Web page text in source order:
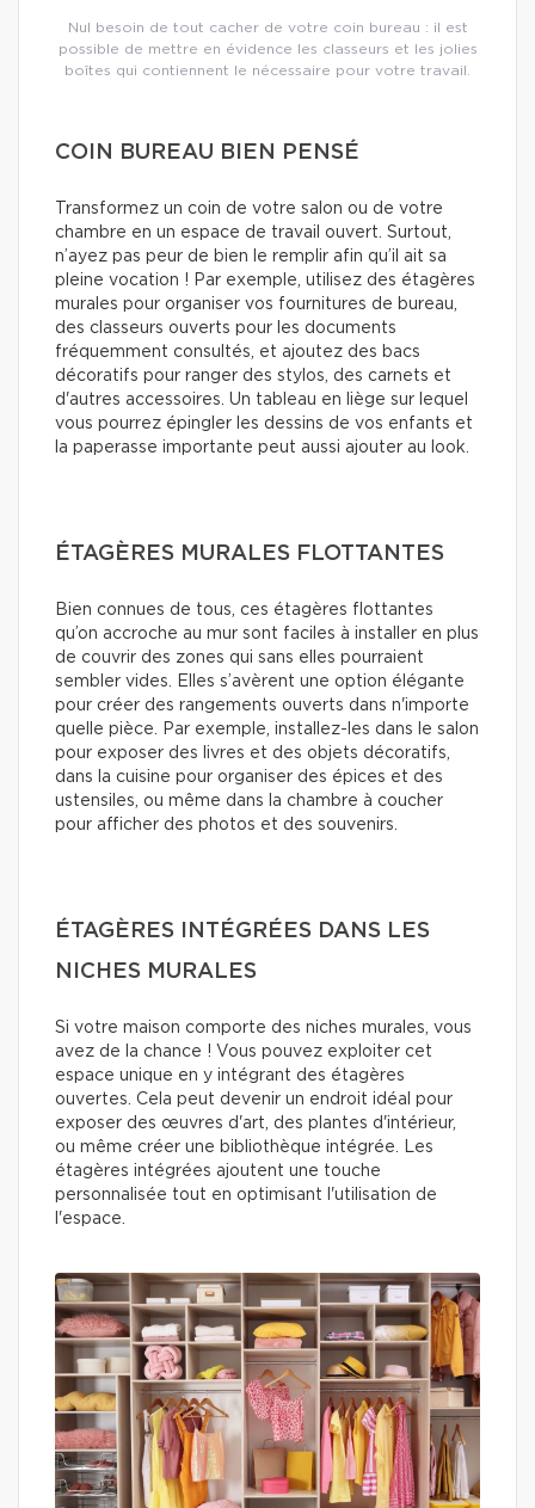
Nul besoin de tout cacher de votre coin bureau : il est
possible de mettre en évidence les classeurs et les jolies
boîtes qui contiennent le nécessaire pour votre travail.
COIN BUREAU BIEN PENSÉ
Transformez un coin de votre salon ou de votre
chambre en un espace de travail ouvert. Surtout,
n’ayez pas peur de bien le remplir afin qu’il ait sa
pleine vocation ! Par exemple, utilisez des étagères
murales pour organiser vos fournitures de bureau,
des classeurs ouverts pour les documents
fréquemment consultés, et ajoutez des bacs
décoratifs pour ranger des stylos, des carnets et
d'autres accessoires. Un tableau en liège sur lequel
vous pourrez épingler les dessins de vos enfants et
la paperasse importante peut aussi ajouter au look.
ÉTAGÈRES MURALES FLOTTANTES
Bien connues de tous, ces étagères flottantes
qu’on accroche au mur sont faciles à installer en plus
de couvrir des zones qui sans elles pourraient
sembler vides. Elles s’avèrent une option élégante
pour créer des rangements ouverts dans n'importe
quelle pièce. Par exemple, installez-les dans le salon
pour exposer des livres et des objets décoratifs,
dans la cuisine pour organiser des épices et des
ustensiles, ou même dans la chambre à coucher
pour afficher des photos et des souvenirs.
ÉTAGÈRES INTÉGRÉES DANS LES
NICHES MURALES
Si votre maison comporte des niches murales, vous
avez de la chance ! Vous pouvez exploiter cet
espace unique en y intégrant des étagères
ouvertes. Cela peut devenir un endroit idéal pour
exposer des œuvres d'art, des plantes d'intérieur,
ou même créer une bibliothèque intégrée. Les
étagères intégrées ajoutent une touche
personnalisée tout en optimisant l'utilisation de
l'espace.